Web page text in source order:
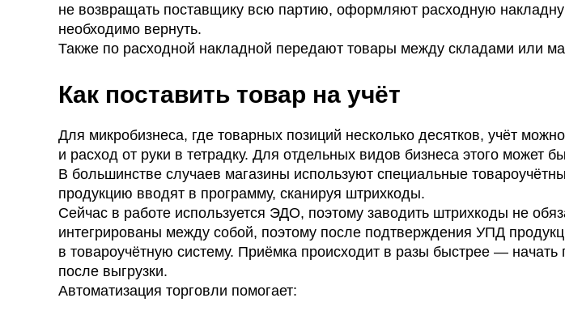
не возвращать поставщику всю партию, оформляют расходную
необходимо вернуть.
Также по расходной накладной передают товары между складами или
Как поставить товар на учёт
Для микробизнеса, где товарных позиций несколько десятков, учёт
и расход от руки в тетрадку. Для отдельных видов бизнеса этого может
В большинстве случаев магазины используют специальные
продукцию вводят в программу, сканируя штрихкоды.
Сейчас в работе используется ЭДО, поэтому заводить штрихкоды не
интегрированы между собой, поэтому после подтверждения УПД
в товароучётную систему. Приёмка происходит в разы быстрее — начать
после выгрузки.
Автоматизация торговли помогает: